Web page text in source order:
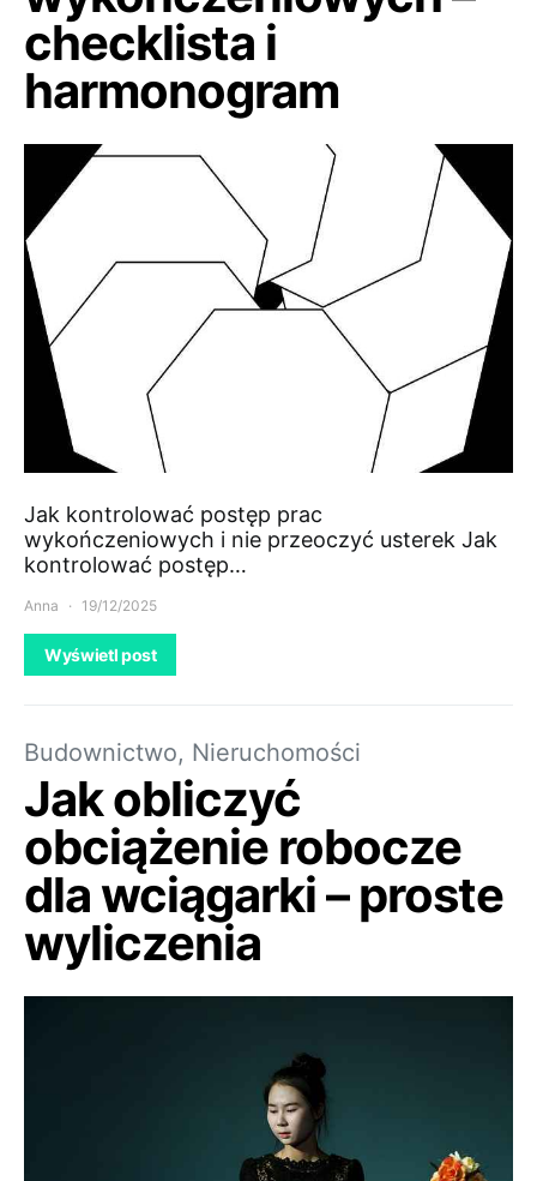
checklista i
harmonogram
Jak kontrolować postęp prac
wykończeniowych i nie przeoczyć usterek Jak
kontrolować postęp…
Anna 19/12/2025
Wyświetl post
Budownictwo, Nieruchomości
Jak obliczyć
obciążenie robocze
dla wciągarki – proste
wyliczenia